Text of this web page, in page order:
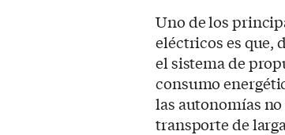
Uno de los
eléctricos es que,
el sistema de
consumo
las autonomías
transporte de